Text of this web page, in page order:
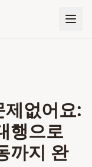
없어요:
행으로
까지 완